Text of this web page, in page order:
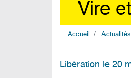
Vire
Accueil Actualités
Libération le 20